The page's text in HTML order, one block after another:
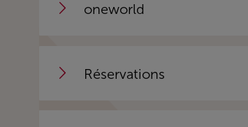
oneworld
Réservations